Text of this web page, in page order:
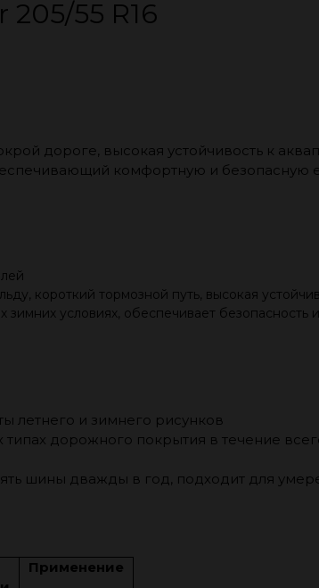
55 R16
дороге, высокая устойчивость к
комфортную и безопасную
короткий тормозной путь, высокая
зимних условиях, обеспечивает безопасность
летнего и зимнего рисунков
дорожного покрытия в течение
шины дважды в год, подходит для
Применение